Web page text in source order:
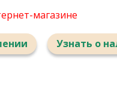
магазине
Узнать о